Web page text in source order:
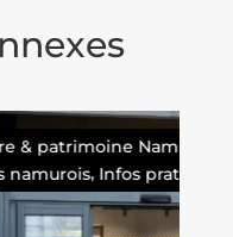
,Faits
à Namur